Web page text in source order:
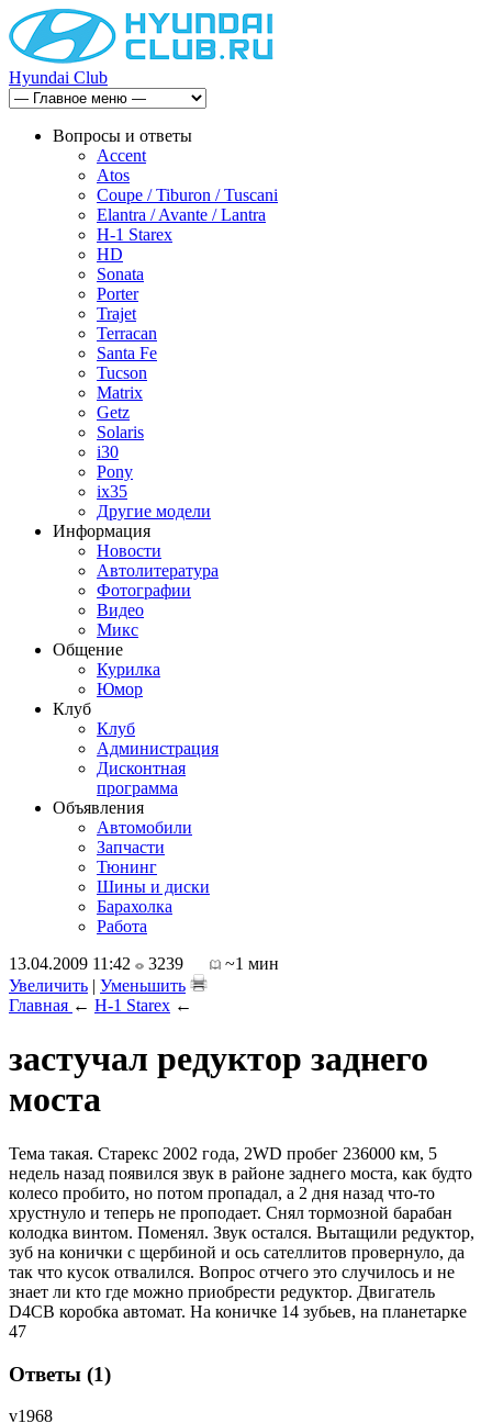
Hyundai Club
Вопросы и ответы
Accent
Atos
Coupe / Tiburon / Tuscani
Elantra / Avante / Lantra
H-1 Starex
HD
Sonata
Porter
Trajet
Terracan
Santa Fe
Tucson
Matrix
Getz
Solaris
i30
Pony
ix35
Другие модели
Информация
Новости
Автолитература
Фотографии
Видео
Микс
Общение
Курилка
Юмор
Клуб
Клуб
Администрация
Дисконтная
программа
Объявления
Автомобили
Запчасти
Тюнинг
Шины и диски
Барахолка
Работа
13.04.2009 11:42
3239
~1 мин
Увеличить | Уменьшить
Главная ← H-1 Starex ←
застучал редуктор заднего
моста
Тема такая. Старекс 2002 года, 2WD пробег 236000 км, 5
недель назад появился звук в районе заднего моста, как будто
колесо пробито, но потом пропадал, а 2 дня назад что-то
хрустнуло и теперь не проподает. Снял тормозной барабан
колодка винтом. Поменял. Звук остался. Вытащили редуктор,
зуб на конички с щербиной и ось сателлитов провернуло, да
так что кусок отвалился. Вопрос отчего это случилось и не
знает ли кто где можно приобрести редуктор. Двигатель
D4CB коробка автомат. На коничке 14 зубьев, на планетарке
47
Ответы (1)
v1968